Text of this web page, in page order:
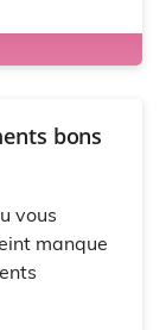
bons
vous
manque